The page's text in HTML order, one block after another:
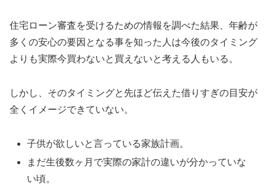
住宅ローン審査を受けるための情報を調べた結果、年齢が
多くの安心の要因となる事を知った人は今後のタイミング
よりも実際今買わないと買えないと考える人もいる。
しかし、そのタイミングと先ほど伝えた借りすぎの目安が
全くイメージできていない。
子供が欲しいと言っている家族計画。
まだ生後数ヶ月で実際の家計の違いが分かっていな
い頃。